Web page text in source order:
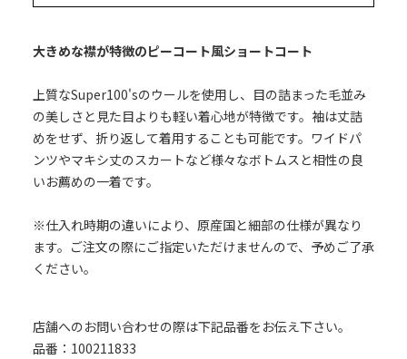
大きめな襟が特徴のピーコート風ショートコート
上質なSuper100'sのウールを使用し、目の詰まった毛並み
の美しさと見た目よりも軽い着心地が特徴です。袖は丈詰
めをせず、折り返して着用することも可能です。ワイドパ
ンツやマキシ丈のスカートなど様々なボトムスと相性の良
いお薦めの一着です。
※仕入れ時期の違いにより、原産国と細部の仕様が異なり
ます。ご注文の際にご指定いただけませんので、予めご了承
ください。
店舗へのお問い合わせの際は下記品番をお伝え下さい。
品番：100211833